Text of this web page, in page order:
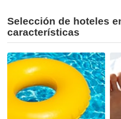
Selección de hoteles
características